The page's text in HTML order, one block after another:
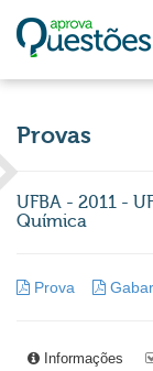
Provas
UFBA - 2011 -
Química
Prova
Informações